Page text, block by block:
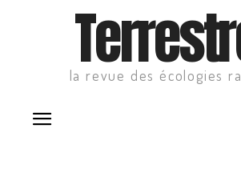
la revue des écologies